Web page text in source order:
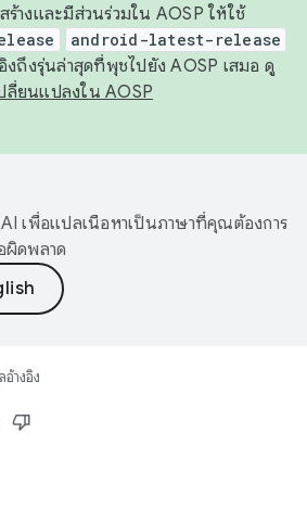
ร้างและมีส่วนร่วมใน AOSP ให้ใช้
android-latest-release
งถึงรุ่นล่าสุดที่พุชไปยัง AOSP เสมอ ดู
ลี่ยนแปลงใน AOSP
เพื่อแปลเนื้อหาเป็นภาษาที่คุณต้องการ
ผิดพลาด
างอิง